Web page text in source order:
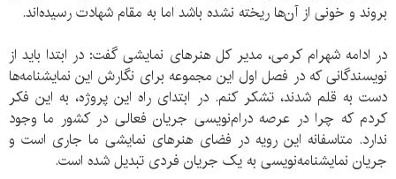
بروند و خونی از آن‌ها ریخته نشده باشد اما به مقام شهادت رسیده‌اند.
در ادامه شهرام کرمی، مدیر کل هنرهای نمایشی گفت: در ابتدا باید از
نویسندگانی که در فصل اول این مجموعه برای نگارش این نمایشنامه‌ها
دست به قلم شدند، تشکر کنم. در ابتدای راه این پروژه، به این فکر
کردم که چرا در عرصه درام‌نویسی جریان فعالی در کشور ما وجود
ندارد. متاسفانه این رویه در فضای هنرهای نمایشی ما جاری است و
جریان نمایشنامه‌نویسی به یک جریان فردی تبدیل شده است.